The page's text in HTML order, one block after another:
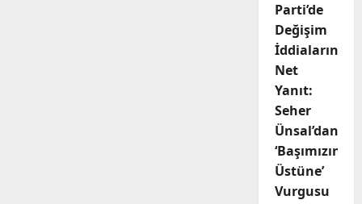
Parti’de
Değişim
İddialarına
Net
Yanıt:
Seher
Ünsal’dan
‘Başımızın
Üstüne’
Vurgusu